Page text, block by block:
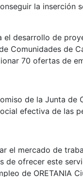
la
desarrollo de
Comunidades de
70 ofertas de
de la Junta
efectiva de las
el mercado de
de ofrecer este
de ORETANIA